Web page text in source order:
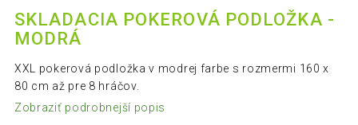
SKLADACIA POKEROVÁ PODLOŽKA -
MODRÁ
XXL pokerová podložka v modrej farbe s rozmermi 160 x
80 cm až pre 8 hráčov.
Zobraziť podrobnejší popis